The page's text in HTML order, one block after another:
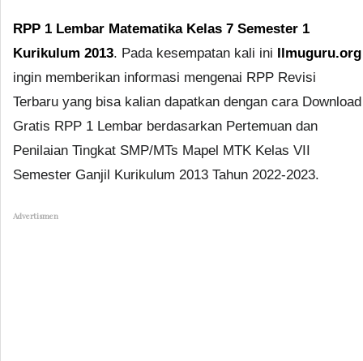
RPP 1 Lembar Matematika Kelas 7 Semester 1
Kurikulum 2013. Pada kesempatan kali ini Ilmuguru.org
ingin memberikan informasi mengenai RPP Revisi
Terbaru yang bisa kalian dapatkan dengan cara Download
Gratis RPP 1 Lembar berdasarkan Pertemuan dan
Penilaian Tingkat SMP/MTs Mapel MTK Kelas VII
Semester Ganjil Kurikulum 2013 Tahun 2022-2023.
Advertismen